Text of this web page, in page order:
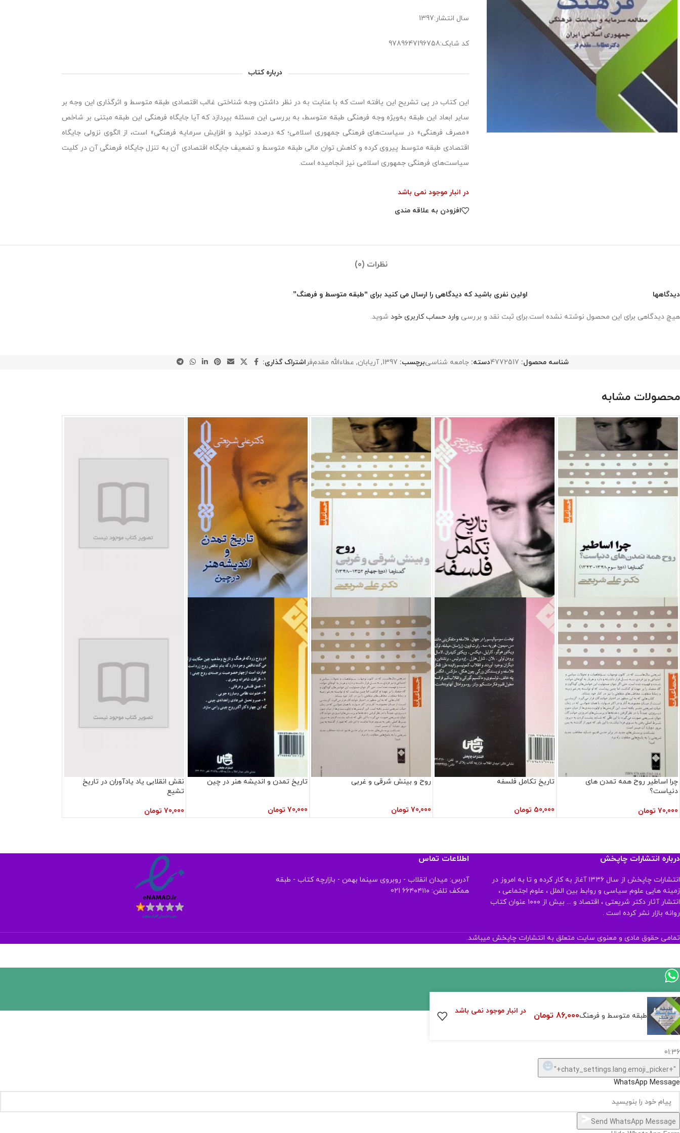
سال انتشار:1397
کد شابک:9789647196758
درباره کتاب
این کتاب در پی تشریح این یافته است که با عنایت به در نظر داشتن وجه شناختی غالب اقتصادی طبقه متوسط و اثرگذاری این وجه بر
سایر ابعاد این طبقه به‌ویژه وجه فرهنگی طبقه متوسط، به بررسی این مسئله بپردازد که آیا جایگاه فرهنگی این طبقه مبتنی بر شاخص
«مصرف فرهنگی» در سیاست‌های فرهنگی جمهوری اسلامی؛ که درصدد تولید و افزایش سرمایه فرهنگی» است، از الگوی نزولی جایگاه
اقتصادی طبقه متوسط پیروی کرده و کاهش توان مالی طبقه متوسط و تضعیف جایگاه اقتصادی آن به تنزل جایگاه فرهنگی آن در کلیت
سیاست‌های فرهنگی جمهوری اسلامی نیز انجامیده است.
در انبار موجود نمی باشد
افزودن به علاقه مندی
نظرات (0)
دیدگاهها
هیچ دیدگاهی برای این محصول نوشته نشده است.
اولین نفری باشید که دیدگاهی را ارسال می کنید برای “طبقه متوسط و فرهنگ”
برای ثبت نقد و بررسی وارد حساب کاربری خود شوید.
شناسه محصول: 4772517دسته: جامعه شناسیبرچسب: 1397
, آریابان, عطاءالله مقدم‌فر اشتراک گذاری:
محصولات مشابه
چرا اساطیر روح همه تمدن های
دنیاست؟
70,000 تومان
تاریخ تکامل فلسفه
50,000 تومان
روح و بینش شرقی و غربی
70,000 تومان
تاریخ تمدن و اندیشه هنر در چین
70,000 تومان
نقش انقلابی یاد یادآوران در تاریخ
تشیع
70,000 تومان
درباره انتشارات چاپخش
انتشارات چاپخش از سال ۱۳۳۶ آغاز به کار کرده و تا به امروز در
زمینه هایی علوم سیاسی و روابط بین الملل ، علوم اجتماعی ،
انتشار آثار دکتر شریعتی ، اقتصاد و ... بیش از ۱۰۰۰ عنوان کتاب
روانه بازار نشر کرده است .
اطلاعات تماس
آدرس: میدان انقلاب - روبروی سینما بهمن - بازارچه کتاب - طبقه
همکف تلفن: ۶۶۴۰۴۱۱۰ 021
تمامی حقوق مادی و معنوی سایت متعلق به انتشارات چاپخش میباشد.
طبقه متوسط و فرهنگ86,000 تومان در انبار موجود نمی باشد
اگر
موجود
نیست,
شاید
تهیه
Hide
chaty
ارسال پیام در واتساپ